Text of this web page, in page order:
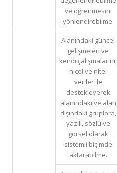
ve öğrenmesini
yönlendirebilme.
Alanındaki güncel
gelişmeleri ve
kendi çalışmalarını,
nicel ve nitel
veriler ile
destekleyerek
alanındaki ve alan
dışındaki gruplara,
yazılı, sözlü ve
görsel olarak
sistemli biçimde
aktarabilme.